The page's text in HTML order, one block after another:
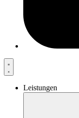
Leistungen